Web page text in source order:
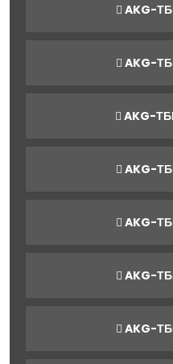
AKG-
AKG-
AKG-
AKG-
AKG-
AKG-
AKG-